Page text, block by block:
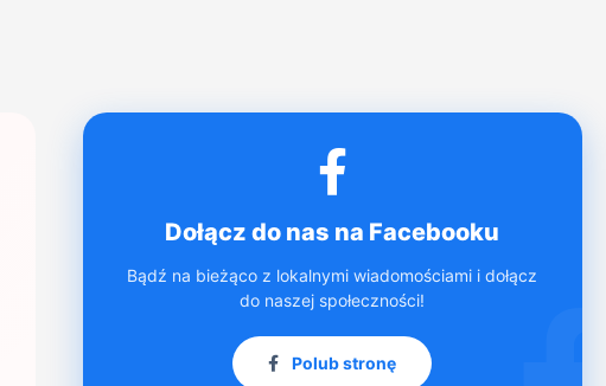
Dołącz do nas na Facebooku
Bądź na bieżąco z lokalnymi wiadomościami i dołącz
do naszej społeczności!
Polub stronę